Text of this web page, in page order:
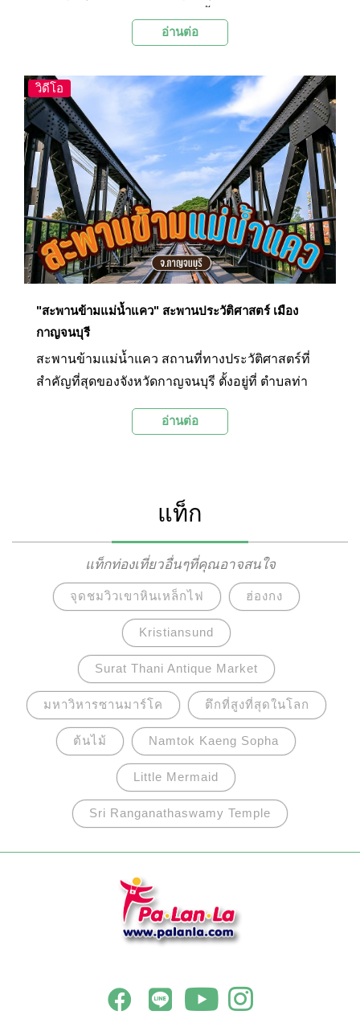
ครั้งที่ 2 สะพานเหล็กสัญลักษณ์ของเมืองกาญจนบุรี
ไม่ได้มาเหยียบบนสะพานนี้ถือว่ายังมาไม่ถึง
กาญจนบุรีเลยทีเดียว
อ่านต่อ
วิดีโอ
"สะพานข้ามแม่น้ำแคว" สะพานประวัติศาสตร์ เมือง
กาญจนบุรี
สะพานข้ามแม่น้ำแคว สถานที่ทางประวัติศาสตร์ที่
สำคัญที่สุดของจังหวัดกาญจนบุรี ตั้งอยู่ที่ ตำบลท่า
เป็นสะพานของเส้นทางรถไฟสายมรณะ สร้างขึ้น
สะพานนี้ถือว่ายังมาไม่ถึงกาญจนบุรีเลยทีเดียว
อ่านต่อ
แท็ก
แท็กท่องเที่ยวอื่นๆที่คุณอาจสนใจ
จุดชมวิวเขาหินเหล็กไฟ ฮ่องกง
Kristiansund
Surat Thani Antique Market
มหาวิหารซานมาร์โค ตึกที่สูงที่สุดในโลก
ต้นไม้ Namtok Kaeng Sopha
Little Mermaid
Sri Ranganathaswamy Temple